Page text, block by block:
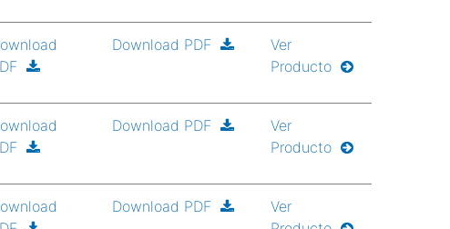
Download PDF
Ver
Producto
Download PDF
Ver
Producto
Download PDF
Ver